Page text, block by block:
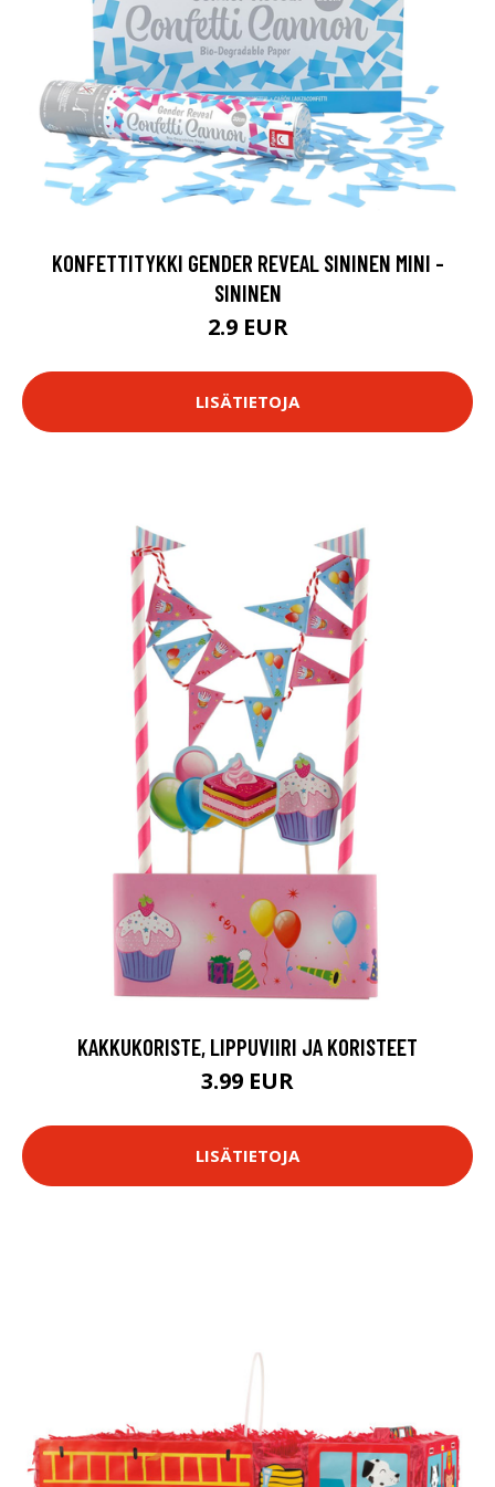
KONFETTITYKKI GENDER REVEAL SININEN MINI -
SININEN
2.9 EUR
LISÄTIETOJA
KAKKUKORISTE, LIPPUVIIRI JA KORISTEET
3.99 EUR
LISÄTIETOJA